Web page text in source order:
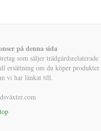
på denna sida
som säljer trädgårdsrelaterade
ersättning om du köper produkter
vi har länkat till.